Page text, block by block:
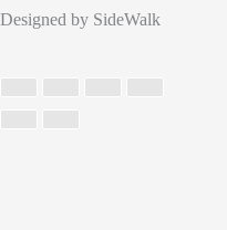
Designed by SideWalk